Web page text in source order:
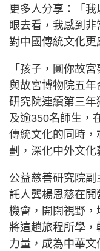
更多人分享：「
眼去看，我感到
對中國傳統文化更
「孩子，圓你故
與故宮博物院五
研究院連續第三
及逾350名師生，
傳統文化的同時
劃，深化中外文化
公益慈善研究院
託人龔楊恩慈在
機會，開闊視野
將這趟旅程所學
力量，成為中華文